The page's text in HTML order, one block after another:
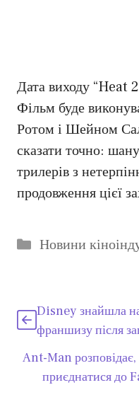
Дата виходу “Heat
Фільм буде
Ротом і Шейном
сказати точно:
трилерів з
продовження цієї
Категорії
Новини
Disney знайшла
франшизу після
Ant-Man
приєднатися до